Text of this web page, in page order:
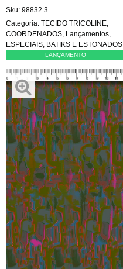
Sku: 98832.3
Categoria: TECIDO TRICOLINE
COORDENADOS Lançamentos
ESPECIAIS BATIKS E ESTONADOS
LANÇAMENTO